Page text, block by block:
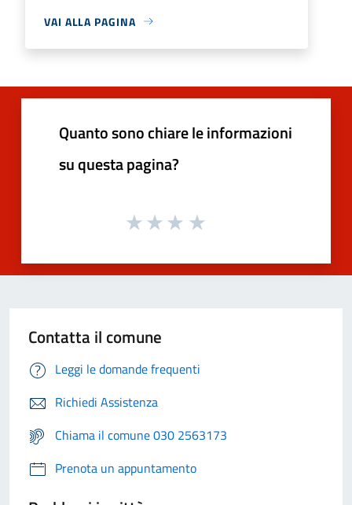
VAI ALLA PAGINA
Quanto sono chiare le informazioni
su questa pagina?
Contatta il comune
Leggi le domande frequenti
Richiedi Assistenza
Chiama il comune 030 2563173
Prenota un appuntamento